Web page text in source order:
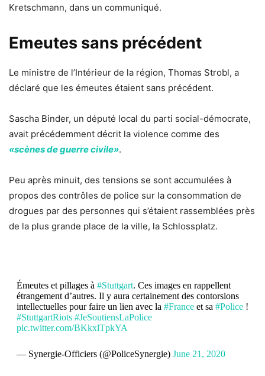
Kretschmann, dans un communiqué.
Emeutes sans précédent
Le ministre de l’Intérieur de la région, Thomas Strobl, a
déclaré que les émeutes étaient sans précédent.
Sascha Binder, un député local du parti social-démocrate,
avait précédemment décrit la violence comme des
«scènes de guerre civile».
Peu après minuit, des tensions se sont accumulées à
propos des contrôles de police sur la consommation de
drogues par des personnes qui s’étaient rassemblées près
de la plus grande place de la ville, la Schlossplatz.
Émeutes et pillages à #Stuttgart. Ces images en rappellent
étrangement d’autres. Il y aura certainement des contorsions
intellectuelles pour faire un lien avec la #Franceet sa #Police!
#StuttgartRiots #JeSoutiensLaPolice
pic.twitter.com/BKkxlTpkYA
— Synergie-Officiers (@PoliceSynergie) June 21, 2020